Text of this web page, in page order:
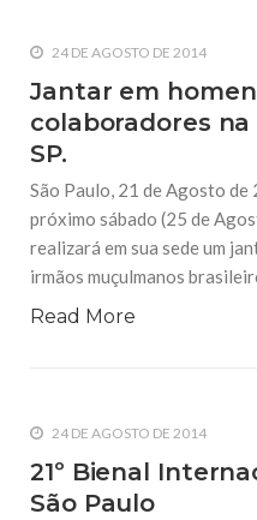
24 DE AGOSTO DE 2014
Jantar em
colaboradores
SP.
São Paulo, 21 de Agosto de
próximo sábado (25 de
realizará em sua sede um
irmãos muçulmanos
Read More
24 DE AGOSTO DE 2014
21º Bienal
São Paulo